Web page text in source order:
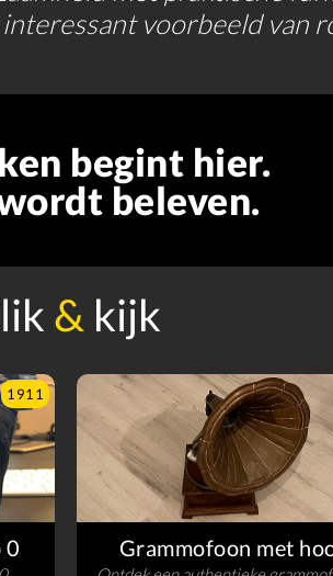
voorbeeld van
begint hier.
beleven.
& kijk
1911
0 Grammofoon met